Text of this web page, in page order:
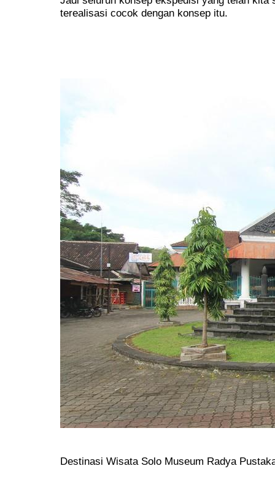
terealisasi cocok dengan konsep itu.
Destinasi Wisata Solo Museum Radya